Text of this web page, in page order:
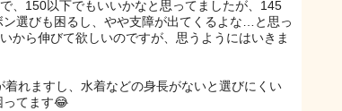
、150以下でもいいかなと思ってましたが、145
ン選びも困るし、やや支障が出てくるよな…と思っ
から伸びて欲しいのですが、思うようにはいきま
着れますし、水着などの身長がないと選びにくい
ってます😂